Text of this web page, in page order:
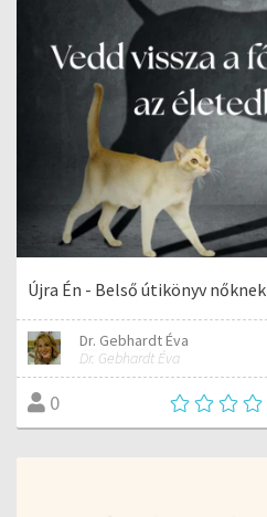
Újra Én - Belső útikönyv nőknek
Dr. Gebhardt Éva
Dr. Gebhardt Éva
0